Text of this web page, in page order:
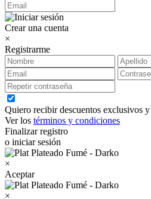
Crear una cuenta
×
Registrarme
Quiero recibir descuentos exclusivos
Ver los términos y condiciones
Finalizar registro
o iniciar sesión
×
Aceptar
×